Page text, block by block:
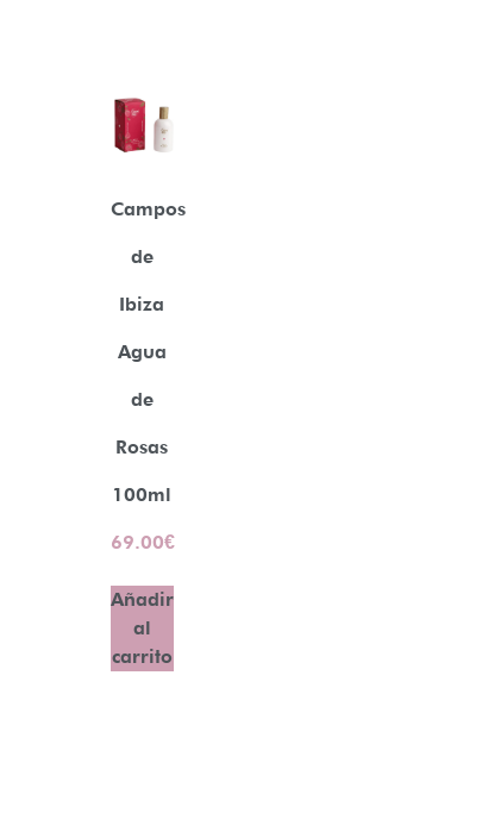
Campos
de
Ibiza
Agua
de
Rosas
100ml
69.00€
Añadir
al
carrito